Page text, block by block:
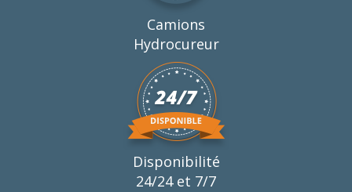
Camions
Hydrocureur
Disponibilité
24/24 et 7/7